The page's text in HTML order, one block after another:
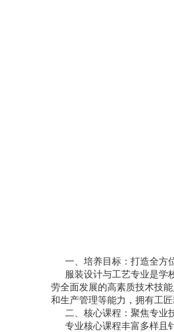
一、培养目标：打造全方
服装设计与工艺专业是学
劳全面发展的高素质技术技
和生产管理等能力，拥有工匠
二、核心课程：聚焦专业
专业核心课程丰富多样且